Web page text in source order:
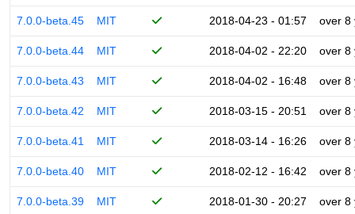
7.0.0-beta.45 MIT 2018-04-23 - 01:57 over 8
7.0.0-beta.44 MIT 2018-04-02 - 22:20 over 8
7.0.0-beta.43 MIT 2018-04-02 - 16:48 over 8
7.0.0-beta.42 MIT 2018-03-15 - 20:51 over 8
7.0.0-beta.41 MIT 2018-03-14 - 16:26 over 8
7.0.0-beta.40 MIT 2018-02-12 - 16:42 over 8
7.0.0-beta.39 MIT 2018-01-30 - 20:27 over 8